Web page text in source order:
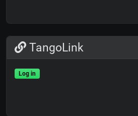
TangoLink
Log in